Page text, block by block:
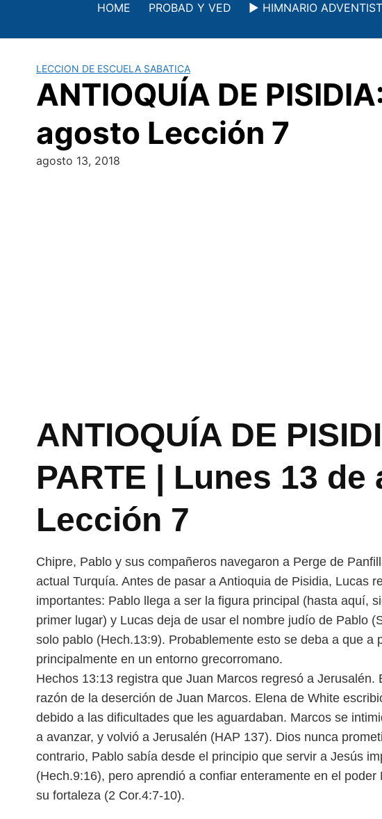
contenido
HOME PROBAD Y VED ▶️ HIMNARIO
LECCION DE ESCUELA SABATICA
ANTIOQUÍA DE
agosto Lección 7
agosto 13, 2018
ANTIOQUÍA DE
PARTE | Lunes 13 de
Lección 7
Chipre, Pablo y sus compañeros navegaron a Perge de
actual Turquía. Antes de pasar a Antioquia de Pisidia, Lucas
importantes: Pablo llega a ser la figura principal (hasta aquí,
primer lugar) y Lucas deja de usar el nombre judío de Pablo
solo pablo (Hech.13:9). Probablemente esto se deba a que a
principalmente en un entorno grecorromano.
Hechos 13:13 registra que Juan Marcos regresó a Jerusalén.
razón de la deserción de Juan Marcos. Elena de White
debido a las dificultades que les aguardaban. Marcos se
a avanzar, y volvió a Jerusalén (HAP 137). Dios nunca
contrario, Pablo sabía desde el principio que servir a Jesús
(Hech.9:16), pero aprendió a confiar enteramente en el
su fortaleza (2 Cor.4:7-10).